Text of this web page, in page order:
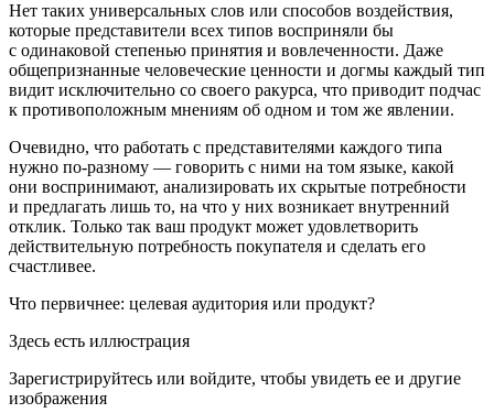
Нет таких универсальных слов или способов воздействия,
которые представители всех типов восприняли бы
с одинаковой степенью принятия и вовлеченности. Даже
общепризнанные человеческие ценности и догмы каждый тип
видит исключительно со своего ракурса, что приводит подчас
к противоположным мнениям об одном и том же явлении.
Очевидно, что работать с представителями каждого типа
нужно по-разному — говорить с ними на том языке, какой
они воспринимают, анализировать их скрытые потребности
и предлагать лишь то, на что у них возникает внутренний
отклик. Только так ваш продукт может удовлетворить
действительную потребность покупателя и сделать его
счастливее.
Что первичнее: целевая аудитория или продукт?
Здесь есть иллюстрация
Зарегистрируйтесь или войдите, чтобы увидеть ее и другие
изображения